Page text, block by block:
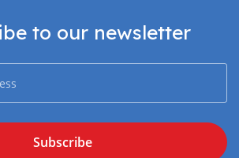
to our newsletter
Subscribe